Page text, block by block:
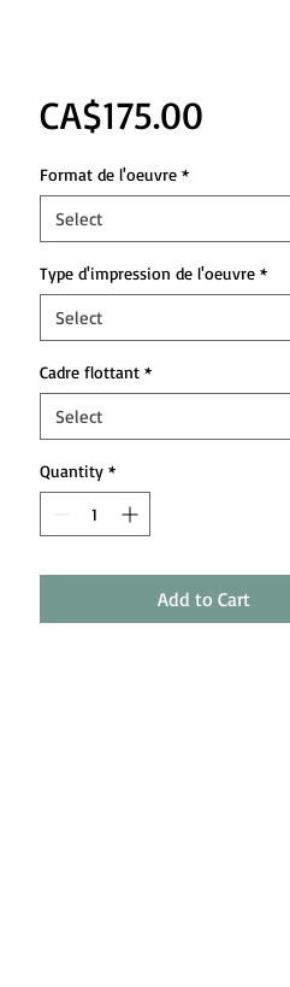
CA$175.00Price
Format de l'oeuvre *
Select
Type d'impression de l'oeuvre *
Select
Cadre flottant *
Select
Quantity *
Add to Cart